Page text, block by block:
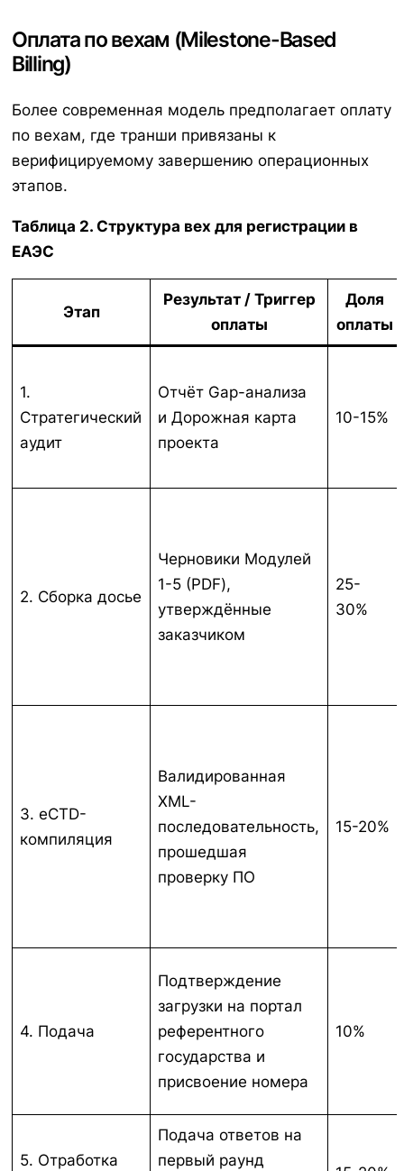
Оплата по вехам (Milestone-Based
Billing)
Более современная модель предполагает оплату
по вехам, где транши привязаны к
верифицируемому завершению операционных
этапов.
Таблица 2. Структура вех для регистрации в
ЕАЭС
Этап
Результат / Триггер
оплаты
Доля
оплаты
1.
Стратегический
аудит
Отчёт Gap-анализа
и Дорожная карта
проекта
10-15%
2. Сборка досье
Черновики Модулей
1-5 (PDF),
утверждённые
заказчиком
25-
30%
3. eCTD-
компиляция
Валидированная
XML-
последовательность,
прошедшая
проверку ПО
15-20%
4. Подача
Подтверждение
загрузки на портал
референтного
государства и
присвоение номера
10%
5. Отработка
Подача ответов на
первый раунд